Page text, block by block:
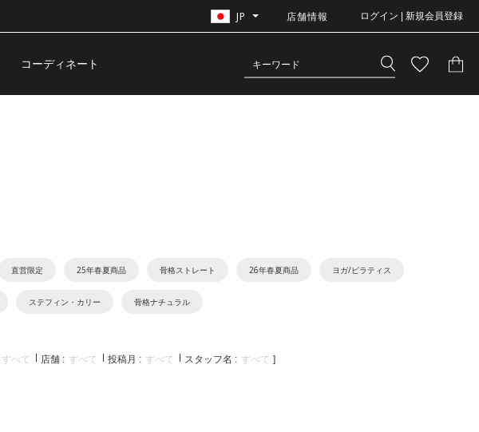
JP 店舗情報 ログイン | 新規会員登録
コーディネート
直営限定 25年春夏商品 骨格ストレート 26年春夏商品 ヨガ/ピラティス
ステフィン・カリー 骨格ナチュラル
すべて 店舗 : すべて 投稿月 : すべて スタッフ名 : すべて ]